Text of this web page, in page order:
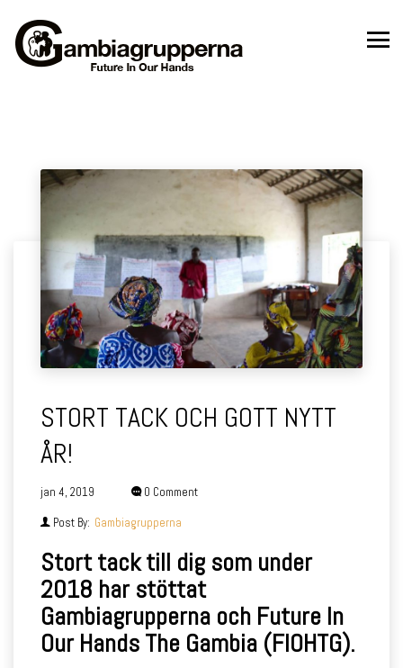
STORT TACK OCH GOTT NYTT
ÅR!
jan 4, 2019
0 Comment
Post By: Gambiagrupperna
Stort tack till dig som under
2018 har stöttat
Gambiagrupperna och Future In
Our Hands The Gambia (FIOHTG).